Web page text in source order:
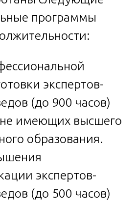
программы
экспертов-
(до 900 часов)
имеющих высшего
образования.
экспертов-
(до 500 часов)